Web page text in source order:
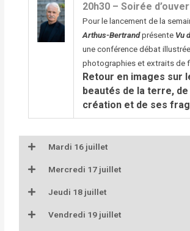
20h30 – Soirée
Pour le lancement de la
Arthus-Bertrandprésente Vu
une conférence débat
photographies et extraits de
Retour en images sur
beautés de la terre, de
création et de ses
Mardi 16 juillet
Mercredi 17 juillet
Jeudi 18 juillet
Vendredi 19 juillet